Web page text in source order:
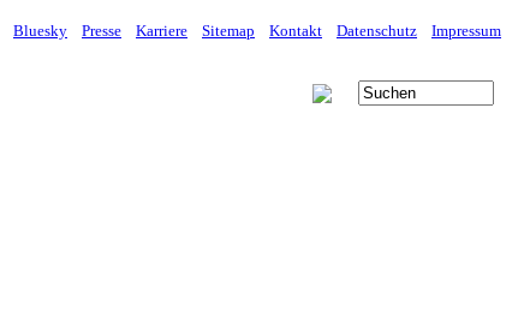
Bluesky Presse Karriere Sitemap Kontakt Datenschutz Impressum